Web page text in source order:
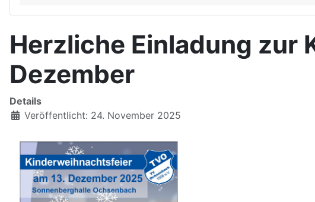
Herzliche Einladung zur
Dezember
Details
Veröffentlicht: 24. November 2025